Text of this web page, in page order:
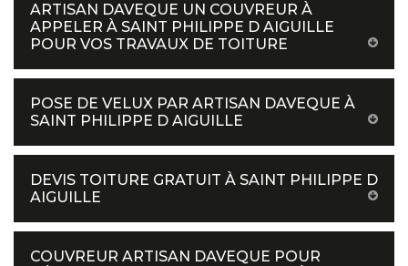
ARTISAN DAVEQUE UN COUVREUR À
APPELER À SAINT PHILIPPE D AIGUILLE
POUR VOS TRAVAUX DE TOITURE
POSE DE VELUX PAR ARTISAN DAVEQUE À
SAINT PHILIPPE D AIGUILLE
DEVIS TOITURE GRATUIT À SAINT PHILIPPE D
AIGUILLE
COUVREUR ARTISAN DAVEQUE POUR